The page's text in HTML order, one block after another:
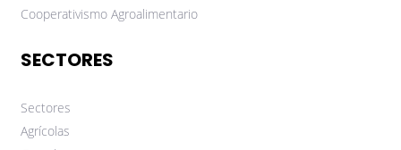
Cooperativismo Agroalimentario
SECTORES
Sectores
Agrícolas